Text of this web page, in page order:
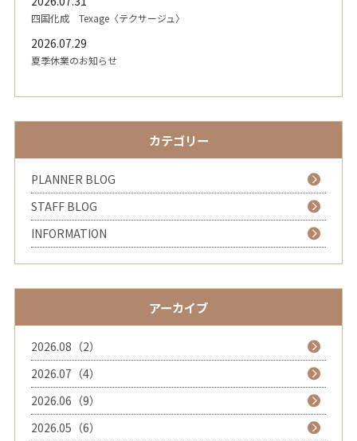
四国化成 Texage〈テクサージュ〉
2026.07.29
夏季休業のお知らせ
カテゴリー
PLANNER BLOG
STAFF BLOG
INFORMATION
アーカイブ
2026.08（2）
2026.07（4）
2026.06（9）
2026.05（6）